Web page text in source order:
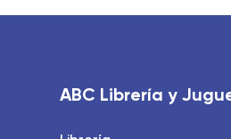
ABC Librería y